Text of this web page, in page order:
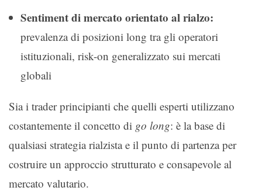
Sentiment di mercato orientato al rialzo:
prevalenza di posizioni long tra gli operatori
istituzionali, risk-on generalizzato sui mercati
globali
Sia i trader principianti che quelli esperti utilizzano
costantemente il concetto di go long: è la base di
qualsiasi strategia rialzista e il punto di partenza per
costruire un approccio strutturato e consapevole al
mercato valutario.